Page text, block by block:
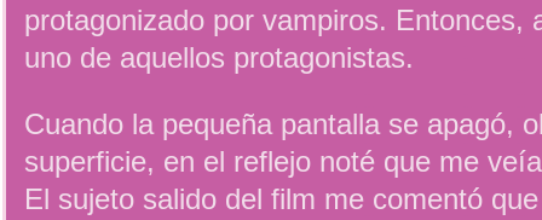
protagonizado por vampiros. Entonces,
uno de aquellos protagonistas.
Cuando la pequeña pantalla se apagó,
superficie, en el reflejo noté que me
El sujeto salido del film me comentó